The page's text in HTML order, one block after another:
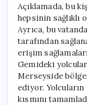
Açıklamada, bu
hepsinin sağlıklı
Ayrıca, bu
tarafından
erişim
Gemideki
Merseyside
ediyor.
kısmını